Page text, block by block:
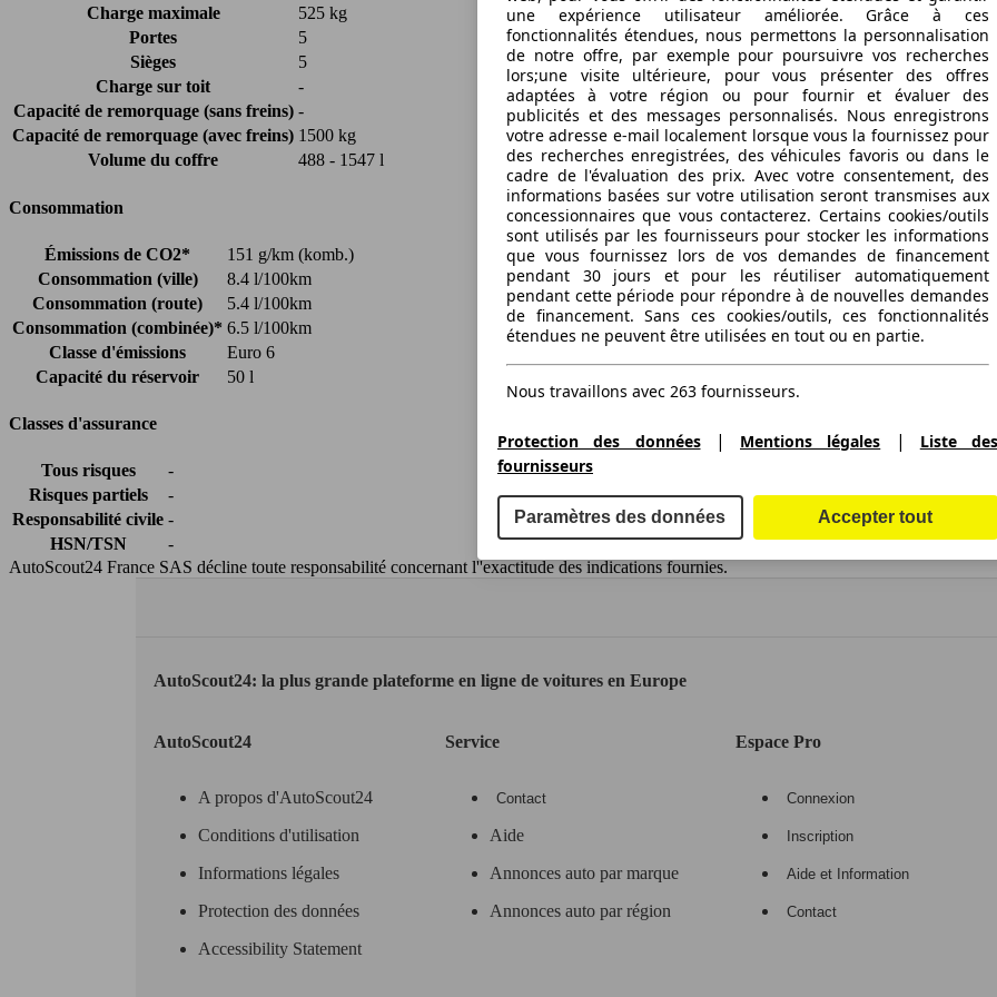
Charge maximale
525 kg
Portes
5
Sièges
5
Charge sur toit
-
Capacité de remorquage (sans freins) -
Capacité de remorquage (avec freins) 1500 kg
Volume du coffre
488 - 1547 l
Consommation
Émissions de CO2*
151 g/km (komb.)
Consommation (ville)
8.4 l/100km
Consommation (route)
5.4 l/100km
Consommation (combinée)* 6.5 l/100km
Classe d'émissions
Euro 6
Capacité du réservoir
50 l
Classes d'assurance
Tous risques
-
Risques partiels
-
Responsabilité civile -
HSN/TSN
-
AutoScout24 France SAS décline toute responsabilité concernant l''exactitude des indications fournies.
AutoScout24: la plus grande plateforme en ligne de voitures en Europe
AutoScout24
A propos d'AutoScout24
Conditions d'utilisation
Informations légales
Protection des données
Accessibility Statement
Service
Contact
Aide
Annonces auto par marque
Annonces auto par région
Espace Pro
Connexion
Inscription
Aide et Information
Contact
une expérience utilisateur améliorée. Grâce à ces
fonctionnalités étendues, nous permettons la personnalisation
de notre offre, par exemple pour poursuivre vos recherches
lors;une visite ultérieure, pour vous présenter des offres
adaptées à votre région ou pour fournir et évaluer des
publicités et des messages personnalisés. Nous enregistrons
votre adresse e-mail localement lorsque vous la fournissez pour
des recherches enregistrées, des véhicules favoris ou dans le
cadre de l'évaluation des prix. Avec votre consentement, des
informations basées sur votre utilisation seront transmises aux
concessionnaires que vous contacterez. Certains cookies/outils
sont utilisés par les fournisseurs pour stocker les informations
que vous fournissez lors de vos demandes de financement
pendant 30 jours et pour les réutiliser automatiquement
pendant cette période pour répondre à de nouvelles demandes
de financement. Sans ces cookies/outils, ces fonctionnalités
étendues ne peuvent être utilisées en tout ou en partie.
Nous travaillons avec 263 fournisseurs.
Protection des données| Mentions légales |
Liste des
fournisseurs
Paramètres des données Accepter tout